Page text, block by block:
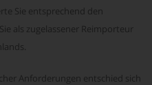
Sie entsprechend den
als zugelassener Reimporteur
Anforderungen entschied sich